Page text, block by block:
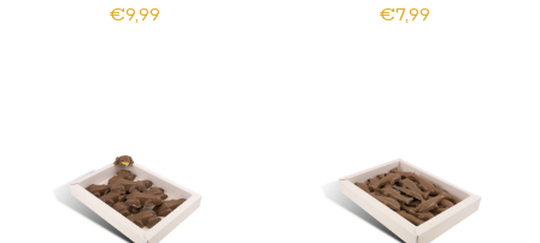
10 stuks assorti
€9,99 10 stuks
€7,99